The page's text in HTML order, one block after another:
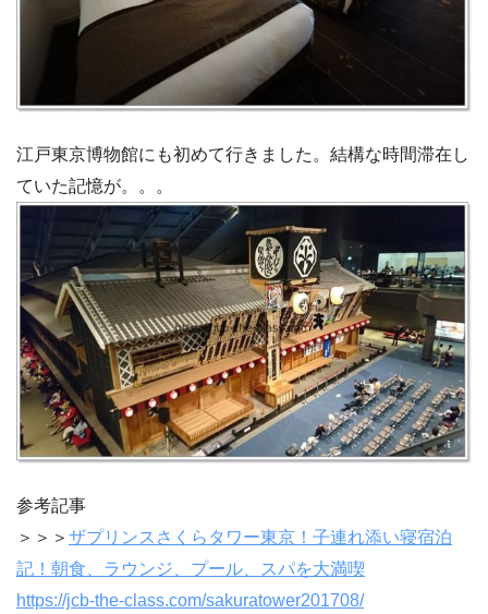
江戸東京博物館にも初めて行きました。結構な時間滞在し
ていた記憶が。。。
参考記事
＞＞＞ ザプリンスさくらタワー東京！子連れ添い寝宿泊
記！朝食、ラウンジ、プール、スパを大満喫
https://jcb-the-class.com/sakuratower201708/